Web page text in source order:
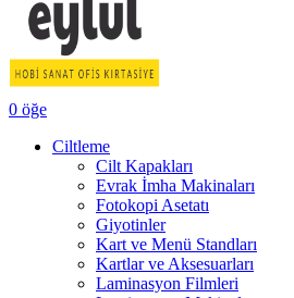
0 öğe
Ciltleme
Cilt Kapakları
Evrak İmha Makinaları
Fotokopi Asetatı
Giyotinler
Kart ve Menü Standları
Kartlar ve Aksesuarları
Laminasyon Filmleri